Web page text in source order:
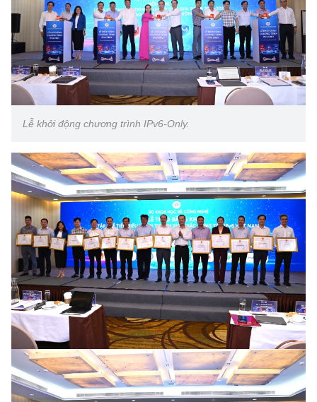
Lễ khởi động chương trình IPv6-Only.